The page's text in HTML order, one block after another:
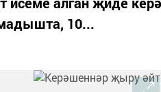
10...